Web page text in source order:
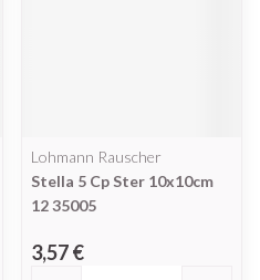
Lohmann Rauscher
Stella 5 Cp Ster 10x10cm
12 35005
3,57 €